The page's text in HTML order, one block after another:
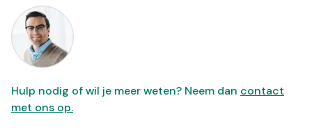
Hulp nodig of wil je meer weten? Neem dan contact
met ons op.